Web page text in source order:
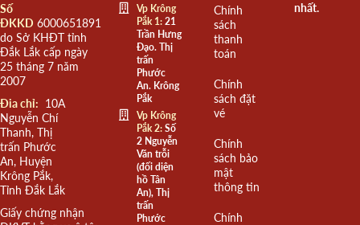
Số
ĐKKD 6000651891
do Sở KHĐT tỉnh
Đắk Lắk cấp ngày
25 tháng 7 năm
2007
Đia chỉ: 10A
Nguyễn Chí
Thanh, Thị
trấn Phước
An, Huyện
Krông Pắk,
Tỉnh Đắk Lắk
Giấy chứng nhận
Vp Krông
Pắk 1:21
Trần Hưng
Đạo. Thị
trấn
Phước
An. Krông
Pắk
Vp Krông
Pắk 2:Số
2 Nguyễn
Văn trỗi
(đối diện
hồ Tân
An), Thị
trấn
Phước
Chính
sách
thanh
toán
Chính
sách đặt
vé
Chính
sách bảo
mật
thông tin
Chính
nhất.